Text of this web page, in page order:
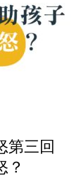
第三回
？